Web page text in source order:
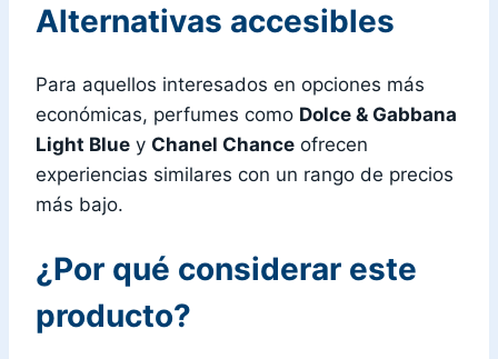
Alternativas accesibles
Para aquellos interesados en opciones más
económicas, perfumes como Dolce & Gabbana
Light Blue y Chanel Chance ofrecen
experiencias similares con un rango de precios
más bajo.
¿Por qué considerar este
producto?